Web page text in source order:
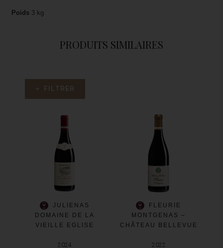
Poids 3 kg
PRODUITS SIMILAIRES
+ FILTRER
JULIENAS
DOMAINE DE LA
VIEILLE EGLISE
2024
FLEURIE
MONTGENAS –
CHÂTEAU BELLEVUE
2022